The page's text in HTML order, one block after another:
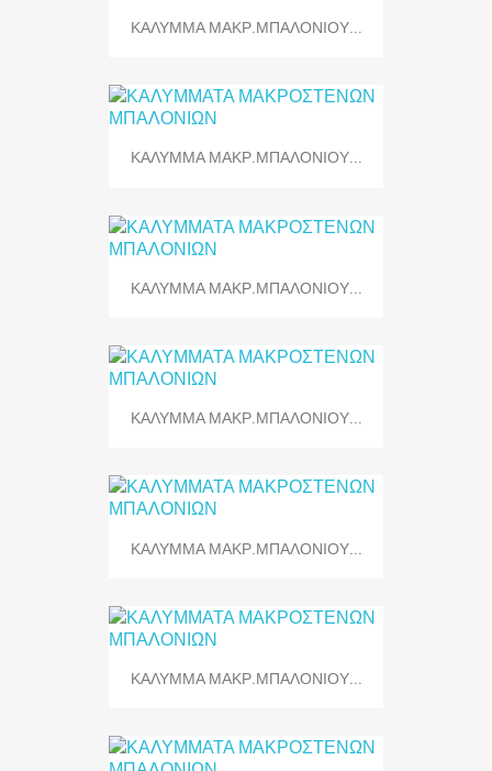
ΚΑΛΥΜΜΑ ΜΑΚΡ.ΜΠΑΛΟΝΙΟΥ...
ΚΑΛΥΜΜΑ ΜΑΚΡ.ΜΠΑΛΟΝΙΟΥ...
ΚΑΛΥΜΜΑ ΜΑΚΡ.ΜΠΑΛΟΝΙΟΥ...
ΚΑΛΥΜΜΑ ΜΑΚΡ.ΜΠΑΛΟΝΙΟΥ...
ΚΑΛΥΜΜΑ ΜΑΚΡ.ΜΠΑΛΟΝΙΟΥ...
ΚΑΛΥΜΜΑ ΜΑΚΡ.ΜΠΑΛΟΝΙΟΥ...